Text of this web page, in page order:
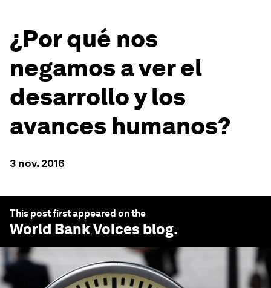
¿Por qué nos
negamos a ver el
desarrollo y los
avances humanos?
3 nov. 2016
This post first appeared on the
World Bank Voices blog.